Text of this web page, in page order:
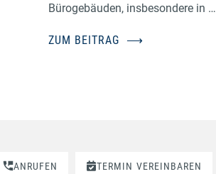
Bürogebäuden, insbesondere in …
ZUM BEITRAG ⟶
ANRUFEN TERMIN VEREINBAREN